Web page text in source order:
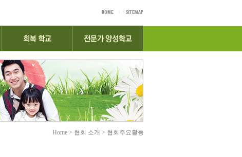
Home > 협회 소개 > 협회주요활동